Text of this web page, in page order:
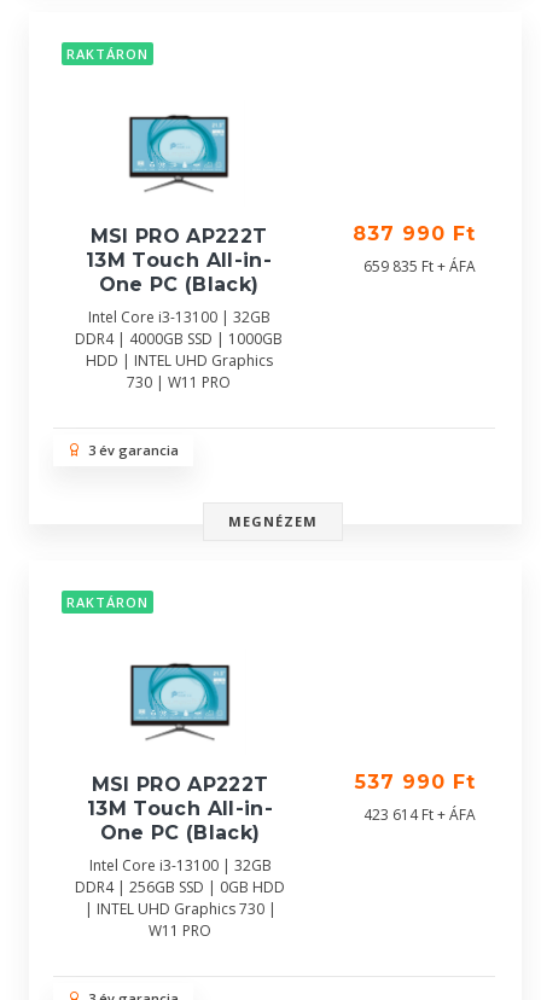
RAKTÁRON
MSI PRO AP222T
13M Touch All-in-
One PC (Black)
Intel Core i3-13100 | 32GB
DDR4 | 4000GB SSD | 1000GB
HDD | INTEL UHD Graphics
730 | W11 PRO
837 990 Ft
659 835 Ft + ÁFA
3 év garancia
MEGNÉZEM
RAKTÁRON
MSI PRO AP222T
13M Touch All-in-
One PC (Black)
Intel Core i3-13100 | 32GB
DDR4 | 256GB SSD | 0GB HDD
| INTEL UHD Graphics 730 |
W11 PRO
537 990 Ft
423 614 Ft + ÁFA